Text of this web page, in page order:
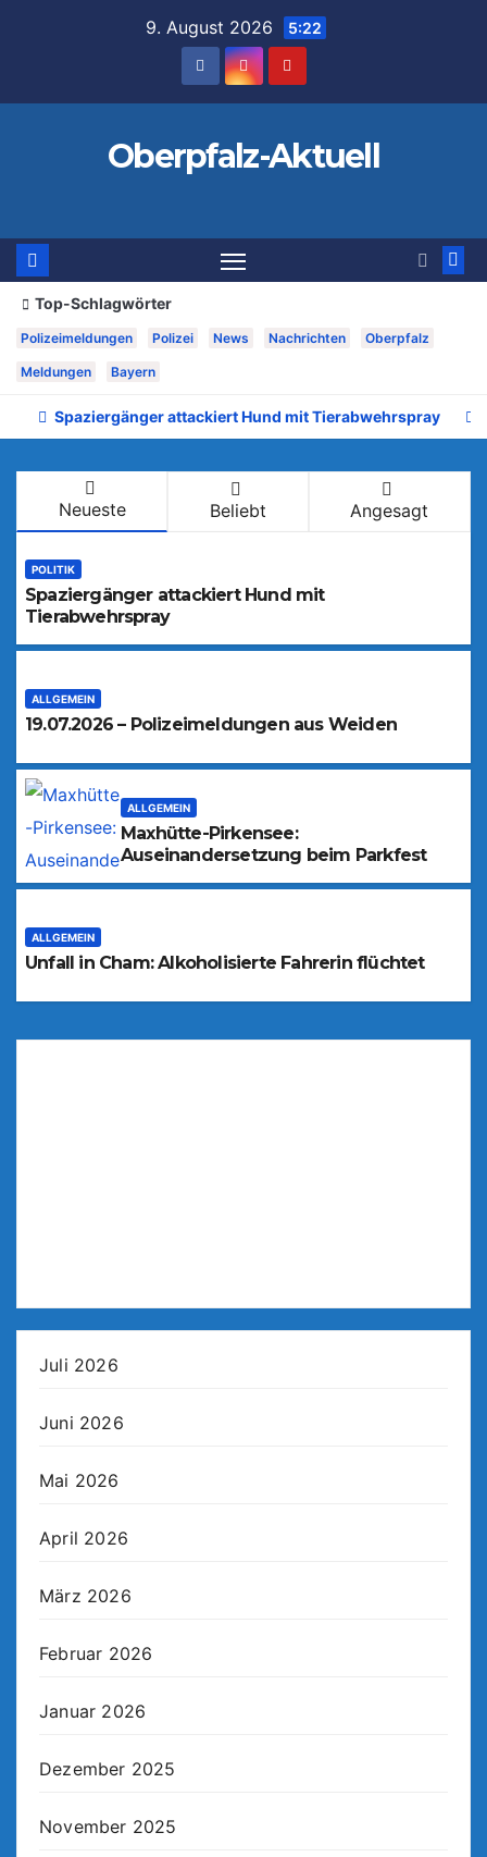
9. August 2026 5:22
Oberpfalz-Aktuell
Top-Schlagwörter
Polizeimeldungen Polizei News Nachrichten Oberpfalz
Meldungen Bayern
Spaziergänger attackiert Hund mit Tierabwehrspray
Neueste Beliebt Angesagt
POLITIK
Spaziergänger attackiert Hund mit
Tierabwehrspray
ALLGEMEIN
19.07.2026 – Polizeimeldungen aus Weiden
ALLGEMEIN
Maxhütte-Pirkensee:
Auseinandersetzung beim Parkfest
ALLGEMEIN
Unfall in Cham: Alkoholisierte Fahrerin flüchtet
Juli 2026
Juni 2026
Mai 2026
April 2026
März 2026
Februar 2026
Januar 2026
Dezember 2025
November 2025